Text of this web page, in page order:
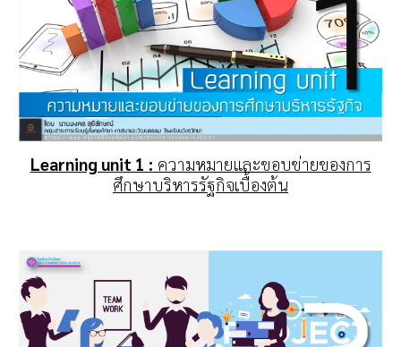
Learning unit 1 : ความหมายและขอบข่ายของการ
ศึกษาบริหารรัฐกิจเบื้องต้น